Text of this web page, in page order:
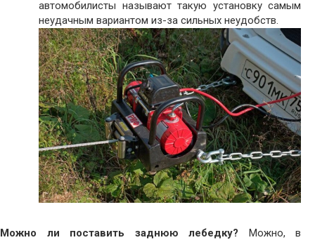
автомобилисты называют такую установку самым
неудачным вариантом из-за сильных неудобств.
Можно ли поставить заднюю лебедку? Можно, в